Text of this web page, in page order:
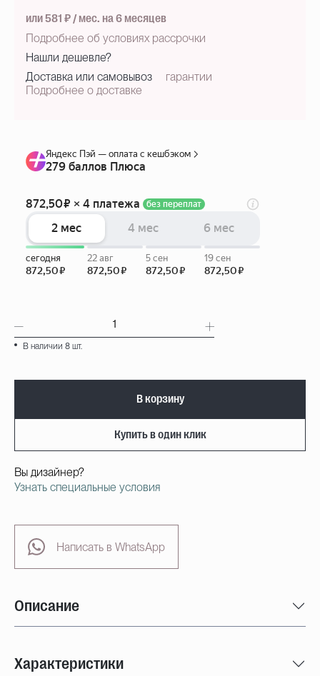
В наличии 8 шт.
В корзину
Купить в один клик
Вы дизайнер?
Узнать специальные условия
Написать в WhatsApp
Описание
Характеристики
или 581 ₽ / мес. на 6 месяцев
Подробнее об условиях рассрочки
Нашли дешевле?
Доставка или самовывоз
Подробнее о доставке
гарантии